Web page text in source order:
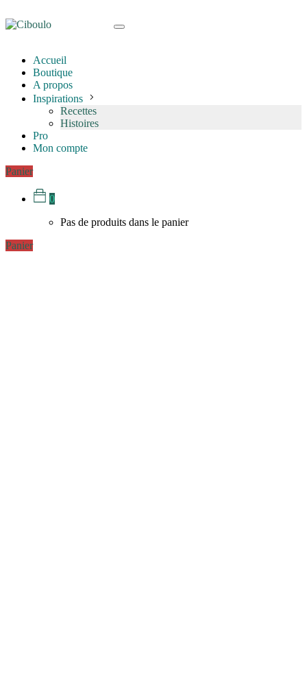
Accueil
Boutique
A propos
Inspirations
Recettes
Histoires
Pro
Mon compte
Panier
0
Pas de produits dans le panier
Panier